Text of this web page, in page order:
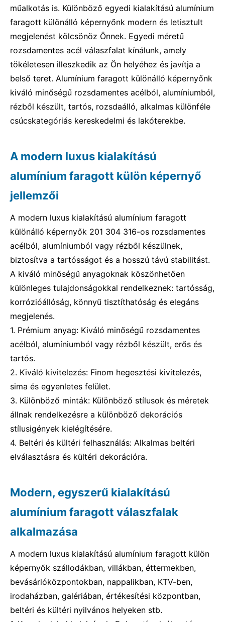
műalkotás is. Különböző egyedi kialakítású alumínium
faragott különálló képernyőnk modern és letisztult
megjelenést kölcsönöz Önnek. Egyedi méretű
rozsdamentes acél válaszfalat kínálunk, amely
tökéletesen illeszkedik az Ön helyéhez és javítja a
belső teret. Alumínium faragott különálló képernyőnk
kiváló minőségű rozsdamentes acélból, alumíniumból,
rézből készült, tartós, rozsdaálló, alkalmas különféle
csúcskategóriás kereskedelmi és lakóterekbe.
A modern luxus kialakítású
alumínium faragott külön képernyő
jellemzői
A modern luxus kialakítású alumínium faragott
különálló képernyők 201 304 316-os rozsdamentes
acélból, alumíniumból vagy rézből készülnek,
biztosítva a tartósságot és a hosszú távú stabilitást.
A kiváló minőségű anyagoknak köszönhetően
különleges tulajdonságokkal rendelkeznek: tartósság,
korrózióállóság, könnyű tisztíthatóság és elegáns
megjelenés.
1. Prémium anyag: Kiváló minőségű rozsdamentes
acélból, alumíniumból vagy rézből készült, erős és
tartós.
2. Kiváló kivitelezés: Finom hegesztési kivitelezés,
sima és egyenletes felület.
3. Különböző minták: Különböző stílusok és méretek
állnak rendelkezésre a különböző dekorációs
stílusigények kielégítésére.
4. Beltéri és kültéri felhasználás: Alkalmas beltéri
elválasztásra és kültéri dekorációra.
Modern, egyszerű kialakítású
alumínium faragott válaszfalak
alkalmazása
A modern luxus kialakítású alumínium faragott külön
képernyők szállodákban, villákban, éttermekben,
bevásárlóközpontokban, nappalikban, KTV-ben,
irodaházban, galériában, értékesítési központban,
beltéri és kültéri nyilvános helyeken stb.